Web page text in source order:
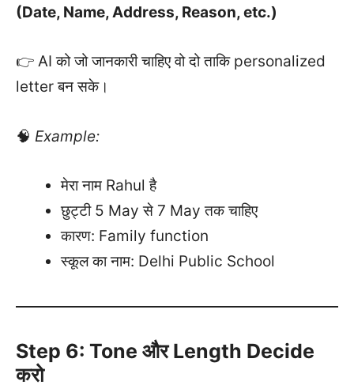
(Date, Name, Address, Reason, etc.)
👉 AI को जो जानकारी चाहिए वो दो ताकि personalized
letter बन सके।
🧠 Example:
मेरा नाम Rahul है
छुट्टी 5 May से 7 May तक चाहिए
कारण: Family function
स्कूल का नाम: Delhi Public School
Step 6: Tone और Length Decide
करो